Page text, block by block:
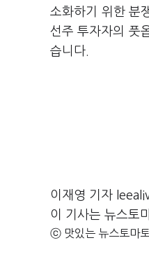
소화하기 위한 분
선주 투자자의 풋
습니다.
이재영 기자
이 기사는 뉴스토
ⓒ 맛있는 뉴스토마